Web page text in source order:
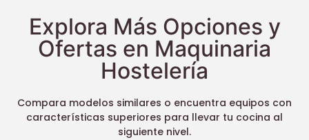
Explora Más Opciones y
Ofertas en Maquinaria
Hostelería
Compara modelos similares o encuentra equipos con
características superiores para llevar tu cocina al
siguiente nivel.